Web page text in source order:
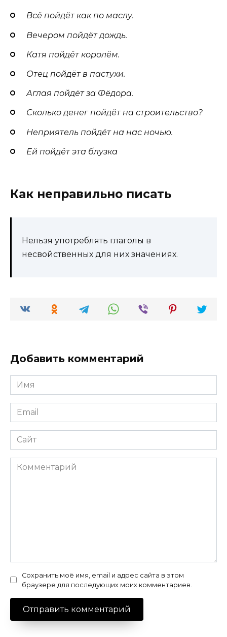
Всё пойдёт как по маслу.
Вечером пойдёт дождь.
Катя пойдёт королём.
Отец пойдёт в пастухи.
Аглая пойдёт за Фёдора.
Сколько денег пойдёт на строительство?
Неприятель пойдёт на нас ночью.
Ей пойдёт эта блузка
Как неправильно писать
Нельзя употреблять глаголы в
несвойственных для них значениях.
Добавить комментарий
Имя
*
Email
*
Сайт
Комментарий
Сохранить моё имя, email и адрес сайта в этом
браузере для последующих моих комментариев.